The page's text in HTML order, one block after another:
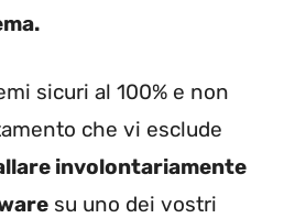
sicuri al 100% e non
che vi esclude
involontariamente
su uno dei vostri